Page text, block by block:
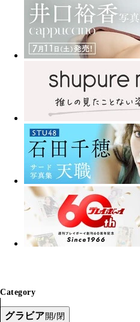
Category
グラビア開/閉